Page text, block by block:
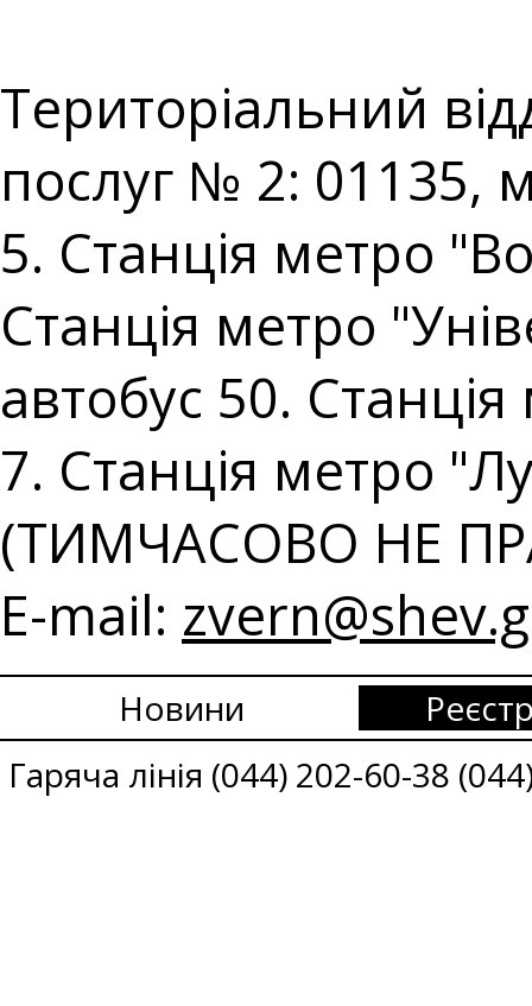
Територіальний
послуг № 2: 01135,
5. Станція метро
Станція метро
автобус 50.
7. Станція метро
(ТИМЧАСОВО НЕ
E-mail:
Новини
Гаряча лінія (044) 202-60-38